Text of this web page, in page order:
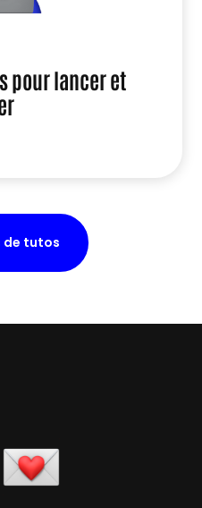
pour lancer et
de tutos